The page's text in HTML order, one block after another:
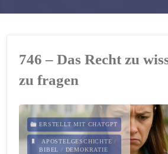
746 – Das Recht zu
zu fragen
ERSTELLT MIT CHATGPT
APOSTELGESCHICHTE /
BIBEL / DEMOKRATIE